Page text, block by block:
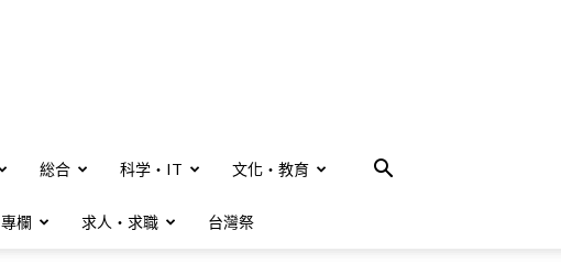
総合 科学・IT 文化・教育
專欄 求人・求職 台灣祭